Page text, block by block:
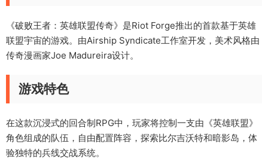
《破败王者：英雄联盟传奇》是Riot Forge推出的首款基于英雄
联盟宇宙的游戏。由Airship Syndicate工作室开发，美术风格由
传奇漫画家Joe Madureira设计。
游戏特色
在这款沉浸式的回合制RPG中，玩家将控制一支由《英雄联盟》
角色组成的队伍，自由配置阵容，探索比尔吉沃特和暗影岛，体
验独特的兵线交战系统。